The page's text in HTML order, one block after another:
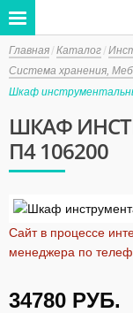
Главная Каталог
Система хранения,
Шкаф
ШКАФ
П4 106200
Сайт в процессе
менеджера по
34780 РУБ.